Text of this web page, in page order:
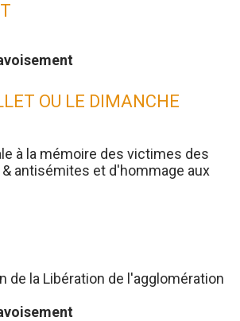
OU LE DIMANCHE
à la mémoire des victimes des
antisémites et d'hommage aux
de la Libération de l'agglomération